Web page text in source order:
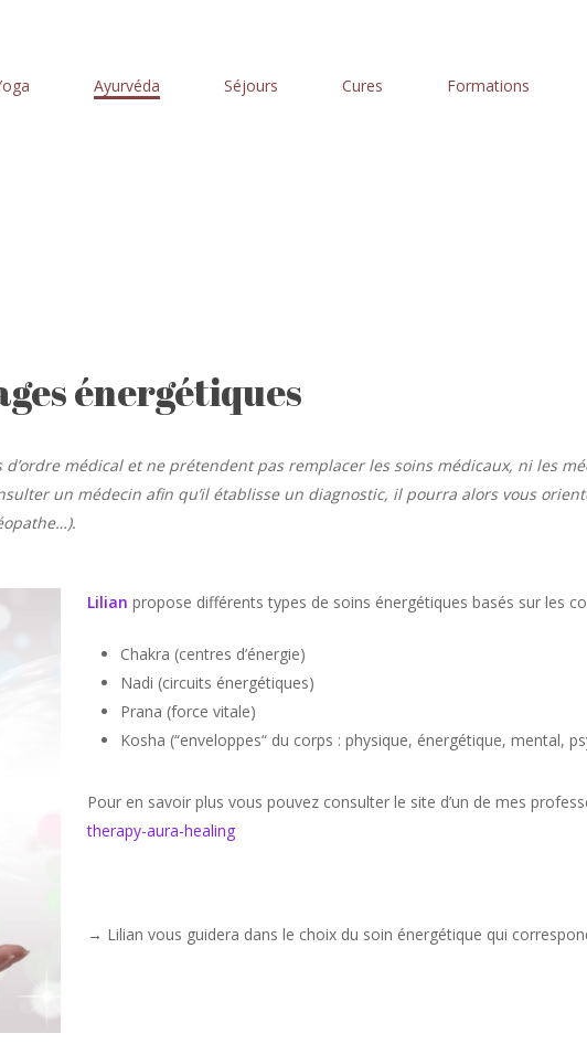
Ayurvéda Séjours Cures Formations
énergétiques
médical et ne prétendent pas remplacer les soins médicaux, ni les
un médecin afin qu’il établisse un diagnostic, il pourra alors vous
Lilian propose différents types de soins énergétiques basés sur les
Chakra (centres d’énergie)
Nadi (circuits énergétiques)
Prana (force vitale)
Kosha (“enveloppes“ du corps : physique, énergétique, mental,
Pour en savoir plus vous pouvez consulter le site d’un de mes
therapy-aura-healing
→ Lilian vous guidera dans le choix du soin énergétique qui